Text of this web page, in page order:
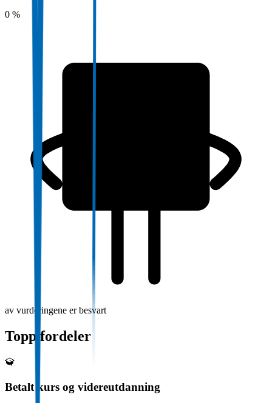
0 %
av vurderingene er besvart
Topp fordeler
Betalt kurs og videreutdanning